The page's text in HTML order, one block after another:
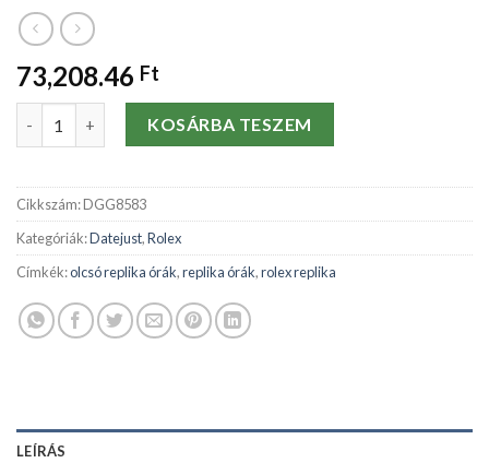
73,208.46 Ft
Replika órák Rolex Datejust 116231-36 MM mennyiség
KOSÁRBA TESZEM
Cikkszám:DGG8583
Kategóriák:Datejust,Rolex
Címkék:olcsó replika órák,replika órák,rolex replika
LEÍRÁS